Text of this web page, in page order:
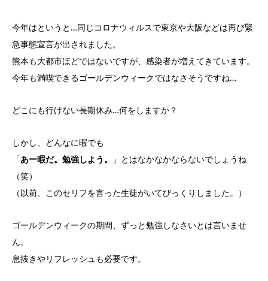
今年はというと…同じコロナウィルスで東京や大阪などは再び緊
急事態宣言が出されました。
熊本も大都市ほどではないですが、感染者が増えてきています。
今年も満喫できるゴールデンウィークではなさそうですね…
どこにも行けない長期休み…何をしますか？
しかし、どんなに暇でも
「あー暇だ。勉強しよう。
」とはなかなかならないでしょうね
（笑）
（以前、このセリフを言った生徒がいてびっくりしました。）
ゴールデンウィークの期間、ずっと勉強しなさいとは言いませ
ん。
息抜きやリフレッシュも必要です。